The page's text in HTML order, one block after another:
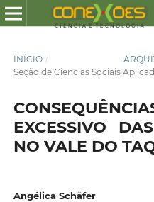
INÍCIO /
Seção de Ciências Sociais
EXCESSIVO
NO VALE DO
Angélica Schäfer